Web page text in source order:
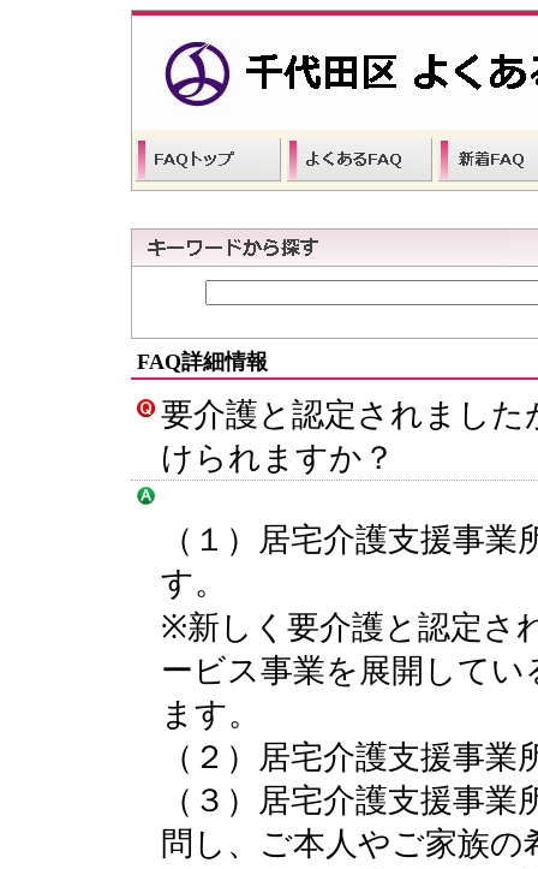
FAQ詳細情報
要介護と認定されまし
けられますか？
（１）居宅介護支援事
す。
※新しく要介護と認定さ
ービス事業を展開して
ます。
（２）居宅介護支援事
（３）居宅介護支援事
問し、ご本人やご家族